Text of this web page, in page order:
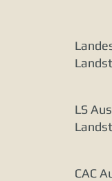
LS
CAC